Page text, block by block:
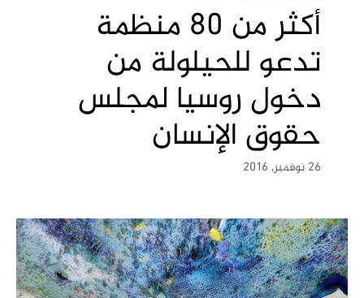
أكثر من 80 منظمة
تدعو للحيلولة من
دخول روسيا لمجلس
حقوق الإنسان
26 نوفمبر, 2016